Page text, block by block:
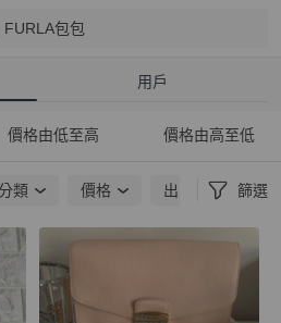
FURLA包包
用戶
價格由低至高 價格由高至低
類 價格 出貨地點 篩選